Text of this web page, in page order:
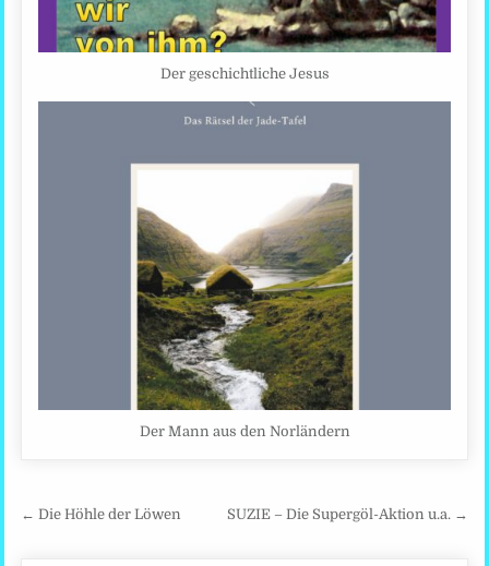
Der geschichtliche Jesus
Der Mann aus den Norländern
Beitragsnavigation
← Die Höhle der Löwen SUZIE – Die Supergöl-Aktion u.a. →